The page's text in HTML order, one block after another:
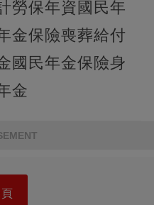
勞保年資國民年
金保險喪葬給付
國民年金保險身
金